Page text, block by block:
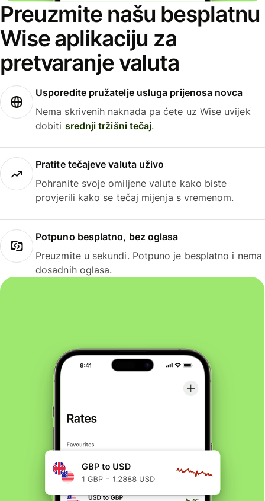
Preuzmite našu besplatnu
Wise aplikaciju za
pretvaranje valuta
Usporedite pružatelje usluga prijenosa novca
Nema skrivenih naknada pa ćete uz Wise uvijek
dobiti srednji tržišni tečaj.
Pratite tečajeve valuta uživo
Pohranite svoje omiljene valute kako biste
provjerili kako se tečaj mijenja s vremenom.
Potpuno besplatno, bez oglasa
Preuzmite u sekundi. Potpuno je besplatno i nema
dosadnih oglasa.